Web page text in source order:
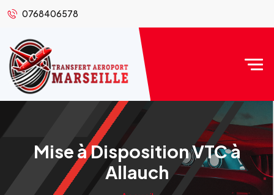
0768406578
Mise à Disposition VTC à
Allauch